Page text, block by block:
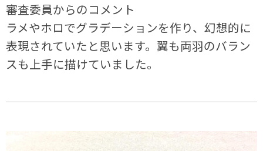
審査委員からのコメント
ラメやホロでグラデーションを作り、幻想的に
表現されていたと思います。翼も両羽のバラン
スも上手に描けていました。